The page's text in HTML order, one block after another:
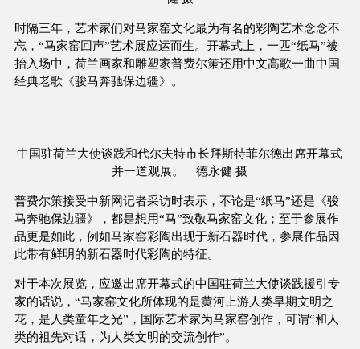
时隔三年，艺术家们对马家窑文化最为有名的彩陶艺术念念不
忘，“马家窑回声”艺术展应运而生。开幕式上，一匹“纸马”被
抬入场中，荷兰画家和雕塑家普费尔策还用中文高歌一曲中国
经典老歌《骏马奔驰保边疆》。
中国驻荷兰大使谈践和代尔夫特市长拜斯特菲尔德出席开幕式
并一道观展。 德永健 摄
普费尔策接受中新网记者采访时表示，不论是“纸马”还是《骏
马奔驰保边疆》，都是想用“马”致敬马家窑文化；至于参展作
品更是如此，例如马家窑彩陶出现于新石器时代，参展作品因
此带有鲜明的新石器时代彩陶的特征。
对于本次展览，应邀出席开幕式的中国驻荷兰大使谈践援引专
家的话说，“马家窑文化所体现的是黄河上游人类早期文明之
花，是人类童年之光”，国际艺术家为马家窑创作，可谓“和人
类的祖先对话，为人类文明的交流创作”。